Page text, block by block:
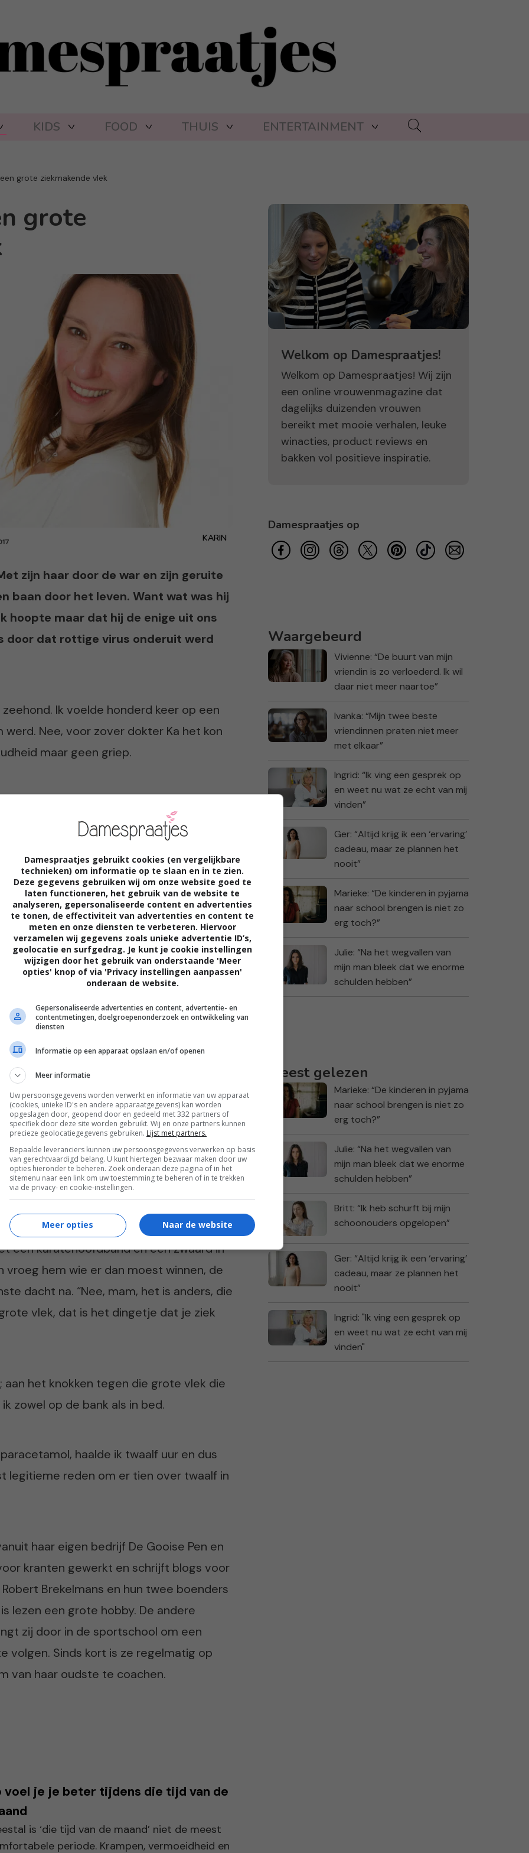
KIDS FOOD THUIS ENTERTAINMENT
grote ziekmakende vlek
grote
KARIN
zijn haar door de war en zijn geruite
baan door het leven. Want wat was hij
hoopte maar dat hij de enige uit ons
door dat rottige virus onderuit werd
Ik voelde honderd keer op een
Nee, voor zover dokter Ka het kon
maar geen griep.
stoel, die tegen de verwarming is
ook. Ik googlede. Geen idee waarom,
in. Ik kon een test doen. Alsof ik dat
waarschijnlijk griep’, concludeerde
Chillen, bij voorkeur op een bank,
Dat was mooi makkelijk. Hoe dan?
gechilled, en hees mezelf, zuchtend,
het dekbed. Elke keer als ik
hartslag omdat de jongetjes in de buurt
ik me gammel. De Man zette kopjes
immers goed drinken.
grootste boven. Met in hun hand een
snel beter wordt, mam”, wreef mijn
had zich naast mij in bed gewurmd.
Kleine muis mocht ik wel even
begon. “Als je ziek bent, dan zie ik voor
een karatehoofdband en een zwaard in
vroeg hem wie er dan moest winnen, de
dacht na. “Nee, mam, het is anders, die
vlek, dat is het dingetje dat je ziek
aan het knokken tegen die grote vlek die
zowel op de bank als in bed.
haalde ik twaalf uur en dus
legitieme reden om er tien over twaalf in
haar eigen bedrijf De Gooise Pen en
kranten gewerkt en schrijft blogs voor
Brekelmans en hun twee boenders
lezen een grote hobby. De andere
zij door in de sportschool om een
volgen. Sinds kort is ze regelmatig op
van haar oudste te coachen.
voel je je beter tijdens die tijd van de
is ‘die tijd van de maand’ niet de meest
periode. Krampen, vermoeidheid en
Welkom op Damespraatjes!
Welkom op Damespraatjes! Wij zijn
een online vrouwenmagazine dat
dagelijks duizenden vrouwen
bereikt met mooie verhalen, leuke
winacties, product reviews en
bakken vol positieve inspiratie.
Damespraatjes op
Waargebeurd
Vivienne: “De buurt van mijn
vriendin is zo verloederd. Ik wil
daar niet meer naartoe”
Ivanka: “Mijn twee beste
vriendinnen praten niet meer
met elkaar”
Ingrid: “Ik ving een gesprek op
en weet nu wat ze echt van mij
vinden”
Ger: “Altijd krijg ik een ‘ervaring’
cadeau, maar ze plannen het
nooit”
Marieke: “De kinderen in pyjama
naar school brengen is niet zo
erg toch?”
Julie: “Na het wegvallen van
mijn man bleek dat we enorme
schulden hebben”
Meest gelezen
Marieke: “De kinderen in pyjama
naar school brengen is niet zo
erg toch?”
Julie: “Na het wegvallen van
mijn man bleek dat we enorme
schulden hebben”
Britt: “Ik heb schurft bij mijn
schoonouders opgelopen”
Ger: “Altijd krijg ik een ‘ervaring’
cadeau, maar ze plannen het
nooit”
Ingrid: "Ik ving een gesprek op
en weet nu wat ze echt van mij
vinden"
Damespraatjes gebruikt cookies (en vergelijkbare
technieken) om informatie op te slaan en in te zien.
Deze gegevens gebruiken wij om onze website goed te
laten functioneren, het gebruik van de website te
analyseren, gepersonaliseerde content en advertenties
te tonen, de effectiviteit van advertenties en content te
meten en onze diensten te verbeteren. Hiervoor
verzamelen wij gegevens zoals unieke advertentie ID’s,
geolocatie en surfgedrag. Je kunt je cookie instellingen
wijzigen door het gebruik van onderstaande 'Meer
opties' knop of via 'Privacy instellingen aanpassen'
onderaan de website.
Gepersonaliseerde advertenties en content, advertentie- en
contentmetingen, doelgroepenonderzoek en ontwikkeling van
diensten
Informatie op een apparaat opslaan en/of openen
Meer informatie
Uw persoonsgegevens worden verwerkt en informatie van uw apparaat
(cookies, unieke ID's en andere apparaatgegevens) kan worden
opgeslagen door, geopend door en gedeeld met 332 partners of
specifiek door deze site worden gebruikt. Wij en onze partners kunnen
precieze geolocatiegegevens gebruiken. Lijst met partners.
Bepaalde leveranciers kunnen uw persoonsgegevens verwerken op basis
van gerechtvaardigd belang. U kunt hiertegen bezwaar maken door uw
opties hieronder te beheren. Zoek onderaan deze pagina of in het
sitemenu naar een link om uw toestemming te beheren of in te trekken
via de privacy- en cookie-instellingen.
Naar de website
Meer opties